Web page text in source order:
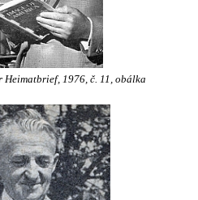
Heimatbrief, 1976, č. 11, obálka